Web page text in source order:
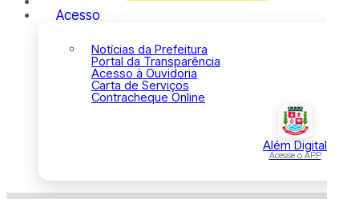
Acesso
Notícias da Prefeitura
Portal da Transparência
Acesso à Ouvidoria
Carta de Serviços
Contracheque Online
Além Digital
Acesse o APP